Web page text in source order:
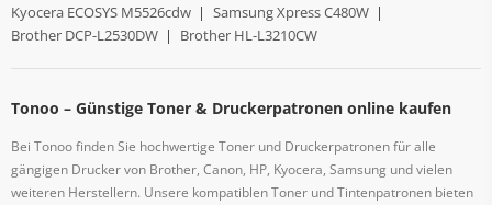
Kyocera ECOSYS M5526cdw | Samsung Xpress C480W |
Brother DCP-L2530DW | Brother HL-L3210CW
Tonoo – Günstige Toner & Druckerpatronen online kaufen
Bei Tonoo finden Sie hochwertige Toner und Druckerpatronen für alle
gängigen Drucker von Brother, Canon, HP, Kyocera, Samsung und vielen
weiteren Herstellern. Unsere kompatiblen Toner und Tintenpatronen bieten